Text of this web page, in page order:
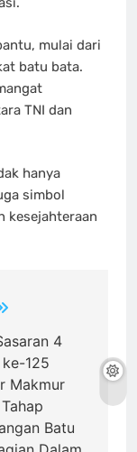
mulai dari
batu bata.
TNI dan
hanya
simbol
kesejahteraan
4
125
Makmur
Batu